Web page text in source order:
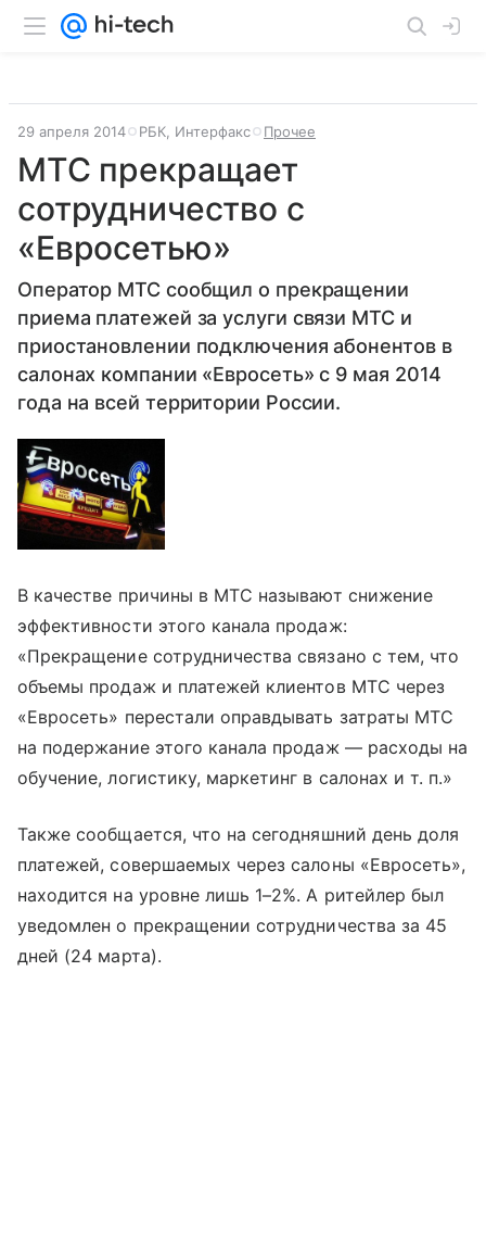
29 апреля 2014 РБК, Интерфакс Прочее
МТС прекращает
сотрудничество с
«Евросетью»
Оператор МТС сообщил о прекращении
приема платежей за услуги связи МТС и
приостановлении подключения абонентов в
салонах компании «Евросеть» с 9 мая 2014
года на всей территории России.
В качестве причины в МТС называют снижение
эффективности этого канала продаж:
«Прекращение сотрудничества связано с тем, что
объемы продаж и платежей клиентов МТС через
«Евросеть» перестали оправдывать затраты МТС
на подержание этого канала продаж — расходы на
обучение, логистику, маркетинг в салонах и т. п.»
Также сообщается, что на сегодняшний день доля
платежей, совершаемых через салоны «Евросеть»,
находится на уровне лишь 1–2%. А ритейлер был
уведомлен о прекращении сотрудничества за 45
дней (24 марта).